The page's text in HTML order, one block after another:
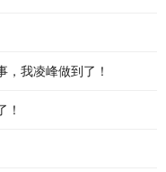
我凌峰做到了！
！